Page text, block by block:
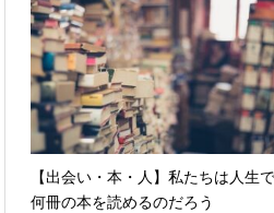
【出会い・本・人】私たちは人生で
何冊の本を読めるのだろう